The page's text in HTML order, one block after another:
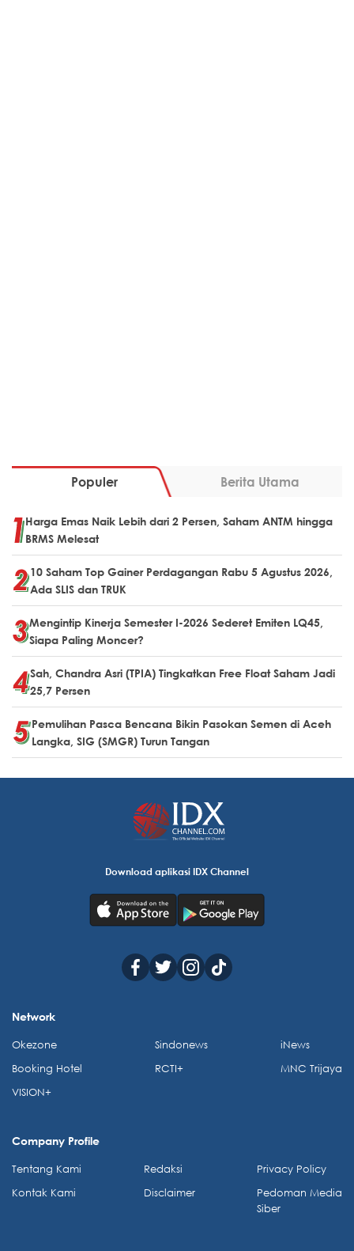
Populer Berita Utama
Harga Emas Naik Lebih dari 2 Persen, Saham ANTM hingga
BRMS Melesat
10 Saham Top Gainer Perdagangan Rabu 5 Agustus 2026,
Ada SLIS dan TRUK
Mengintip Kinerja Semester I-2026 Sederet Emiten LQ45,
Siapa Paling Moncer?
Sah, Chandra Asri (TPIA) Tingkatkan Free Float Saham Jadi
25,7 Persen
Pemulihan Pasca Bencana Bikin Pasokan Semen di Aceh
Langka, SIG (SMGR) Turun Tangan
Download aplikasi IDX Channel
Network
Okezone
Booking Hotel
VISION+
Sindonews
RCTI+
iNews
MNC Trijaya
Company Profile
Tentang Kami
Kontak Kami
Redaksi
Disclaimer
Privacy Policy
Pedoman Media
Siber